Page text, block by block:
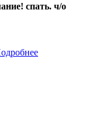
спать. ч/о